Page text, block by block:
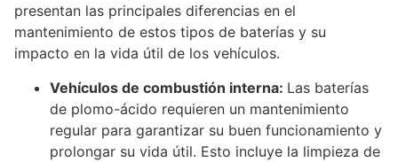
presentan las principales diferencias en el
mantenimiento de estos tipos de baterías y su
impacto en la vida útil de los vehículos.
Vehículos de combustión interna: Las baterías
de plomo-ácido requieren un mantenimiento
regular para garantizar su buen funcionamiento y
prolongar su vida útil. Esto incluye la limpieza de